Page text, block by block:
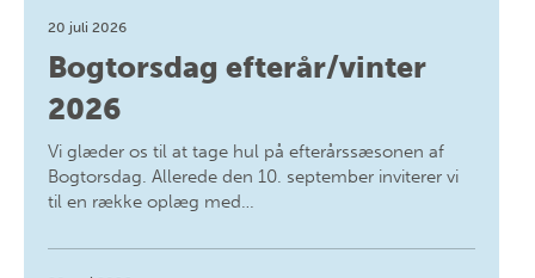
20 juli 2026
Bogtorsdag efterår/vinter
2026
Vi glæder os til at tage hul på efterårssæsonen af
Bogtorsdag. Allerede den 10. september inviterer vi
til en række oplæg med…